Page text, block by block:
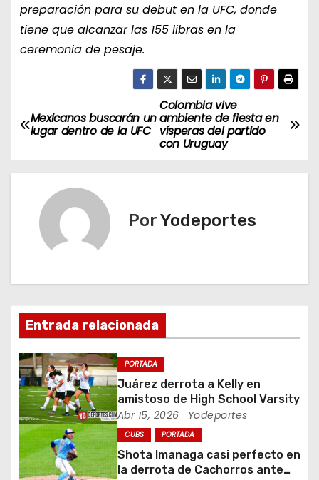
preparación para su debut en la UFC, donde
tiene que alcanzar las 155 libras en la
ceremonia de pesaje.
N
a
v
c
ó
n
d
e
e
Colombia vive
ambiente de fiesta en
vísperas del partido
con Uruguay
Mexicanos buscarán un
lugar dentro de la UFC
PorYodeportes
Entrada relacionada
PORTADA
Juárez derrota a Kelly en
amistoso de High School Varsity
Abr 15, 2026 Yodeportes
CUBS PORTADA
Shota Imanaga casi perfecto en
la derrota de Cachorros ante